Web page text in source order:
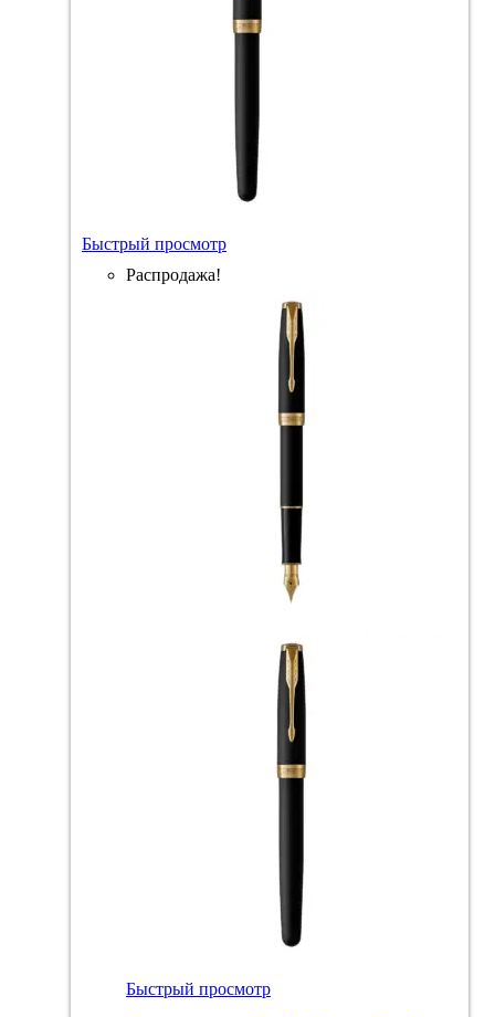
Быстрый просмотр
Распродажа!
Быстрый просмотр